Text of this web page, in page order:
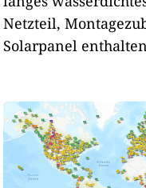
Netzteil,
Solarpanel